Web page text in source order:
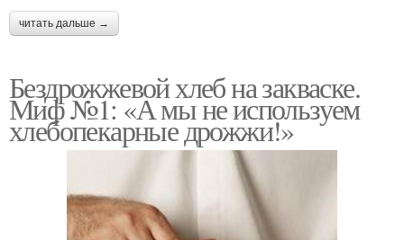
читать дальше →
Бездрожжевой хлеб на закваске.
Миф №1: «А мы не используем
хлебопекарные дрожжи!»